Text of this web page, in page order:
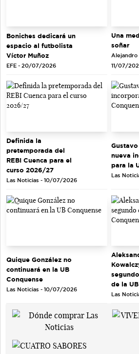
Boniches dedicará un
espacio al futbolista
Víctor Muñoz
EFE - 20/07/2026
Una
soñar
Alejandro
11/07/
Definida la
pretemporada del
REBI Cuenca para el
curso 2026/27
Las Noticias - 10/07/2026
nueva
para la
Las
Quique González no
continuará en la UB
Conquense
Las Noticias - 10/07/2026
de la
Las